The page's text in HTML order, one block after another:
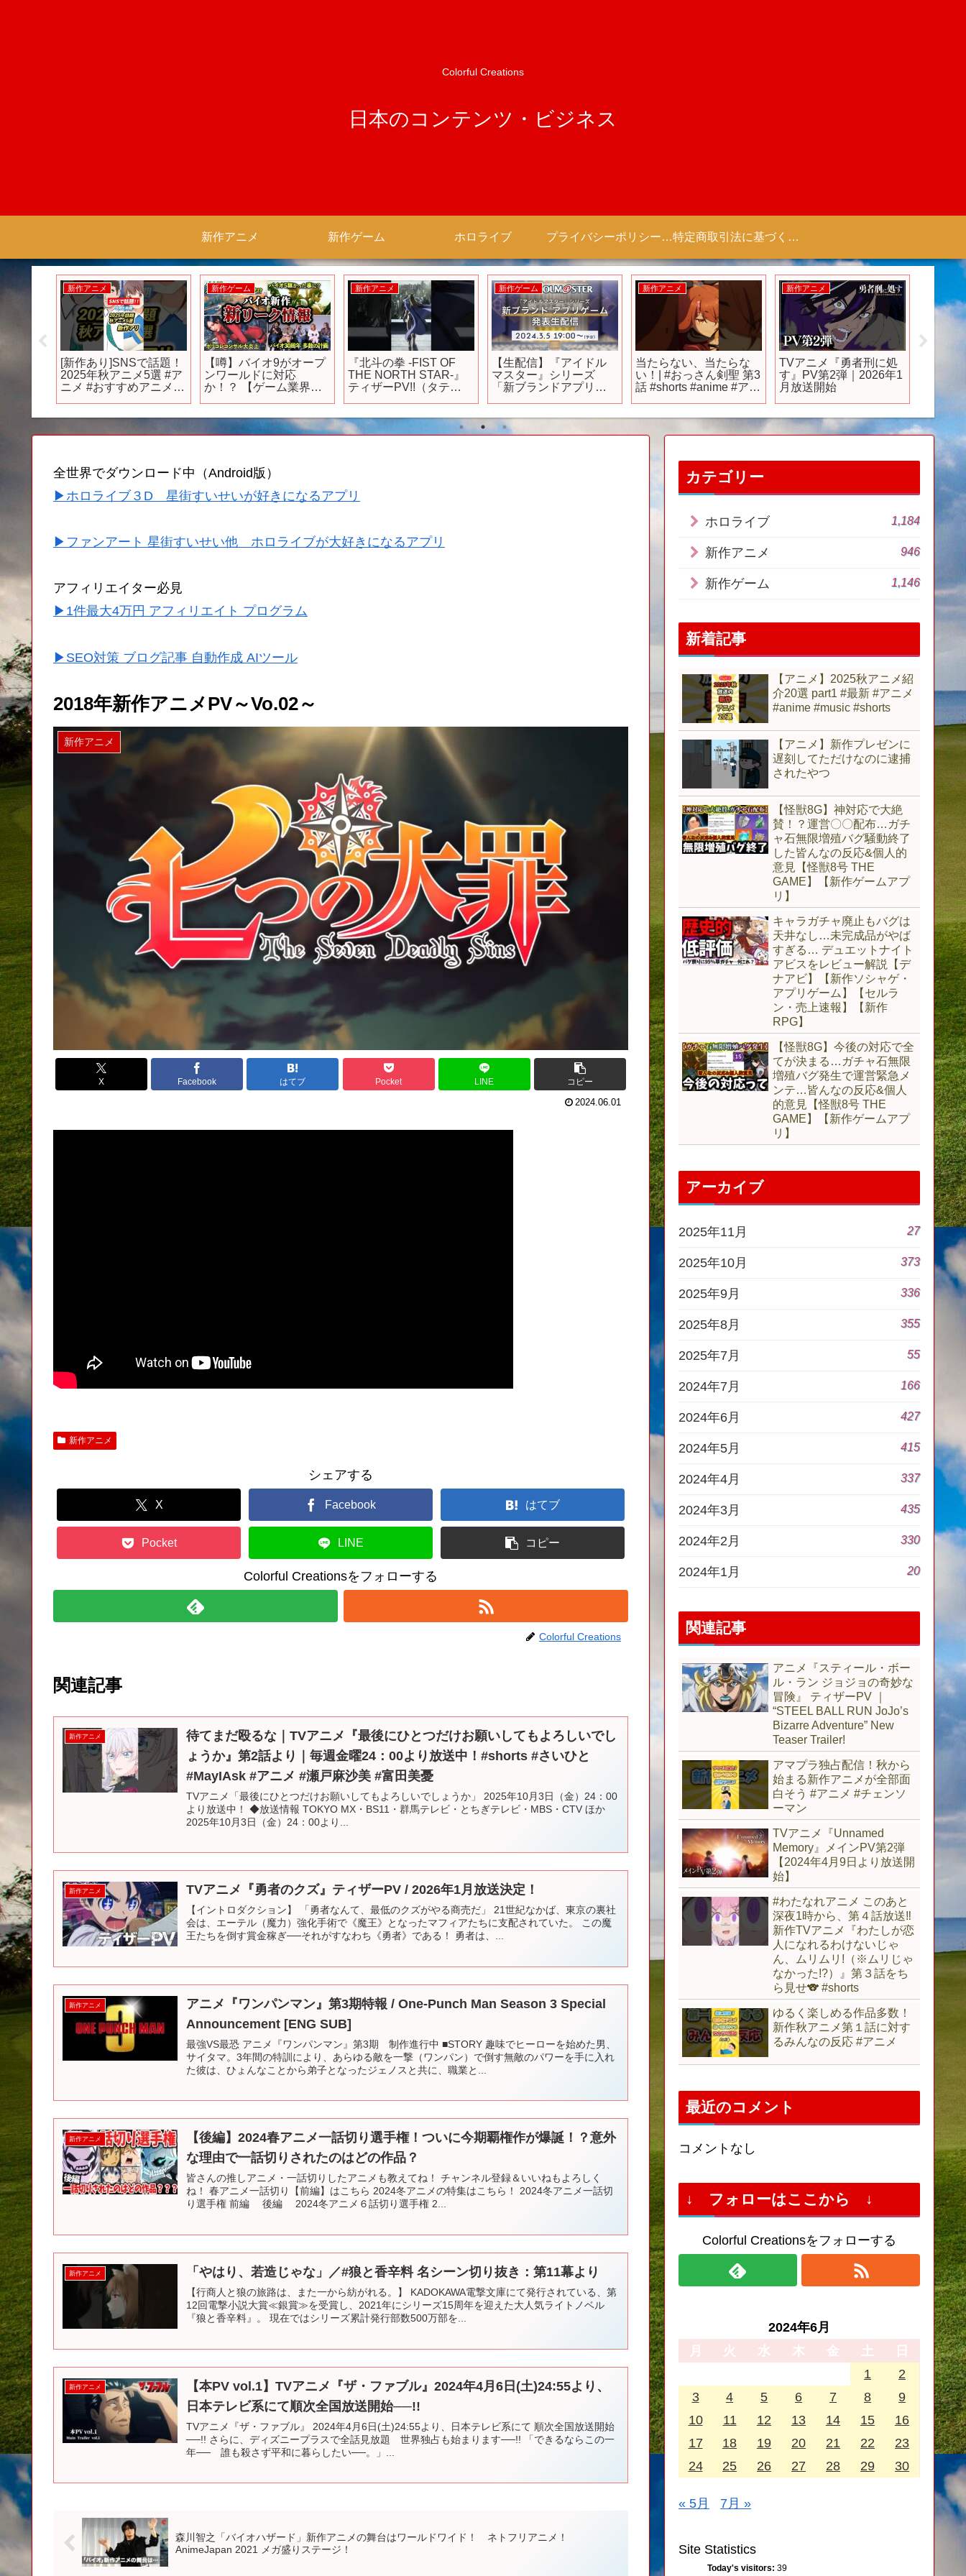
Colorful Creations
日本のコンテンツ・ビジネス
新作アニメ 新作ゲーム ホロライブ プライバシーポリシー 【Colorful Creation】 特定商取引法に基づく表記（商取引に関する開示）
新作アニメ
[新作あり]SNSで話題！
2025年秋アニメ5選 #ア
ニメ #おすすめアニメ #
新作ゲーム
【噂】バイオ9がオープ
ンワールドに対応
か！？ 【ゲーム業界の
新作アニメ
『北斗の拳 -FIST OF
THE NORTH STAR-』
ティザーPV!!（タテ
新作ゲーム
【生配信】『アイドル
マスター』シリーズ
「新ブランドアプリゲ
新作アニメ
当たらない、当たらな
い！| #おっさん剣聖 第3
話 #shorts #anime #アニ
新作アニメ
TVアニメ『勇者刑に処
す』PV第2弾｜2026年1
月放送開始
全世界でダウンロード中（Android版）
▶ホロライブ３D 星街すいせいが好きになるアプリ
▶ファンアート 星街すいせい他 ホロライブが大好きになるアプリ
アフィリエイター必見
▶1件最大4万円 アフィリエイト プログラム
▶SEO対策 ブログ記事 自動作成 AIツール
2018年新作アニメPV～Vo.02～
新作アニメ
X Facebook はてブ Pocket LINE コピー
2024.06.01
新作アニメ
シェアする
X Facebook はてブ
Pocket LINE コピー
Colorful Creationsをフォローする
Colorful Creations
関連記事
新作アニメ
待てまだ殴るな｜TVアニメ『最後にひとつだけお願いしてもよろしいでし
ょうか』第2話より｜毎週金曜24：00より放送中！#shorts #さいひと
#MayIAsk #アニメ #瀬戸麻沙美 #富田美憂
TVアニメ「最後にひとつだけお願いしてもよろしいでしょうか」 2025年10月3日（金）24：00
より放送中！ ◆放送情報 TOKYO MX・BS11・群馬テレビ・とちぎテレビ・MBS・CTV ほか
2025年10月3日（金）24：00より...
新作アニメ TVアニメ『勇者のクズ』ティザーPV / 2026年1月放送決定！
【イントロダクション】 「勇者なんて、最低のクズがやる商売だ」 21世紀なかば、東京の裏社
会は、エーテル（魔力）強化手術で《魔王》となったマフィアたちに支配されていた。 この魔
王たちを倒す賞金稼ぎ──それがすなわち《勇者》である！ 勇者は、...
新作アニメ
アニメ『ワンパンマン』第3期特報 / One-Punch Man Season 3 Special
Announcement [ENG SUB]
最強VS最恐 アニメ『ワンパンマン』第3期 制作進行中 ■STORY 趣味でヒーローを始めた男、
サイタマ。3年間の特訓により、あらゆる敵を一撃（ワンパン）で倒す無敵のパワーを手に入れ
た彼は、ひょんなことから弟子となったジェノスと共に、職業と...
新作アニメ
【後編】2024春アニメ一話切り選手権！ついに今期覇権作が爆誕！？意外
な理由で一話切りされたのはどの作品？
皆さんの推しアニメ・一話切りしたアニメも教えてね！ チャンネル登録＆いいねもよろしく
ね！ 春アニメ一話切り【前編】はこちら 2024冬アニメの特集はこちら！ 2024冬アニメ一話切
り選手権 前編 後編 2024冬アニメ６話切り選手権 2...
新作アニメ 「やはり、若造じゃな」／#狼と香辛料 名シーン切り抜き：第11幕より
【行商人と狼の旅路は、また一から紡がれる。】 KADOKAWA電撃文庫にて発行されている、第
12回電撃小説大賞≪銀賞≫を受賞し、2021年にシリーズ15周年を迎えた大人気ライトノベル
『狼と香辛料』。 現在ではシリーズ累計発行部数500万部を...
新作アニメ
【本PV vol.1】TVアニメ『ザ・ファブル』2024年4月6日(土)24:55より、
日本テレビ系にて順次全国放送開始──!!
TVアニメ『ザ・ファブル』 2024年4月6日(土)24:55より、日本テレビ系にて 順次全国放送開始
──!! さらに、ディズニープラスで全話見放題 世界独占も始まります──!! 「できるならこの一
年── 誰も殺さず平和に暮らしたい──。」...
森川智之「バイオハザード」新作アニメの舞台はワールドワイド！ ネトフリアニメ！
AnimeJapan 2021 メガ盛りステージ！
カテゴリー
ホロライブ 1,184
新作アニメ 946
新作ゲーム 1,146
新着記事
【アニメ】2025秋アニメ紹
介20選 part1 #最新 #アニメ
#anime #music #shorts
【アニメ】新作プレゼンに
遅刻してただけなのに逮捕
されたやつ
【怪獣8G】神対応で大絶
賛！？運営〇〇配布…ガチ
ャ石無限増殖バグ騒動終了
した皆んなの反応&個人的
意見【怪獣8号 THE
GAME】【新作ゲームアプ
リ】
キャラガチャ廃止もバグは
天井なし…未完成品がやば
すぎる… デュエットナイト
アビスをレビュー解説【デ
ナアビ】【新作ソシャゲ・
アプリゲーム】【セルラ
ン・売上速報】【新作
RPG】
【怪獣8G】今後の対応で全
てが決まる…ガチャ石無限
増殖バグ発生で運営緊急メ
ンテ…皆んなの反応&個人
的意見【怪獣8号 THE
GAME】【新作ゲームアプ
リ】
アーカイブ
2025年11月 27
2025年10月 373
2025年9月 336
2025年8月 355
2025年7月 55
2024年7月 166
2024年6月 427
2024年5月 415
2024年4月 337
2024年3月 435
2024年2月 330
2024年1月 20
関連記事
アニメ『スティール・ボー
ル・ラン ジョジョの奇妙な
冒険』 ティザーPV ｜
“STEEL BALL RUN JoJo’s
Bizarre Adventure” New
Teaser Trailer!
アマプラ独占配信！秋から
始まる新作アニメが全部面
白そう #アニメ #チェンソ
ーマン
TVアニメ『Unnamed
Memory』メインPV第2弾
【2024年4月9日より放送開
始】
#わたなれアニメ このあと
深夜1時から、第４話放送‼️
新作TVアニメ『わたしが恋
人になれるわけないじゃ
ん、ムリムリ!（※ムリじゃ
なかった!?）』第３話をち
ら見せ🐨 #shorts
ゆるく楽しめる作品多数！
新作秋アニメ第１話に対す
るみんなの反応 #アニメ
最近のコメント
コメントなし
↓ フォローはここから ↓
Colorful Creationsをフォローする
2024年6月
月
火 水 木 金 土
日
1
2
3
4 5 6 7 8
9
10
11 12 13 14 15
16
17
18 19 20 21 22
23
24
25 26 27 28 29 30
« 5月 7月 »
Site Statistics
Today's visitors: 39